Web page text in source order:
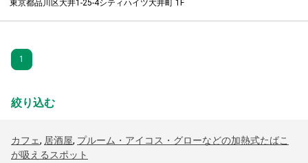
東京都品川区大井1-25-4シティハイツ大井町 1F
1
絞り込む
カフェ, 居酒屋, プルーム・アイコス・グローなどの加熱式たばこ
が吸えるスポット